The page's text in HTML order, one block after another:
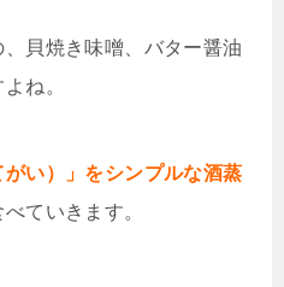
貝焼き味噌、バター醤油
ね。
がい）」をシンプルな酒蒸
ていきます。